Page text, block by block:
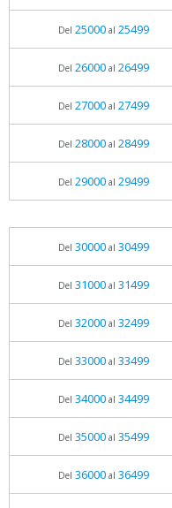
Del 25000al 25499
Del 26000al 26499
Del 27000al 27499
Del 28000al 28499
Del 29000al 29499
Del 30000al 30499
Del 31000al 31499
Del 32000al 32499
Del 33000al 33499
Del 34000al 34499
Del 35000al 35499
Del 36000al 36499